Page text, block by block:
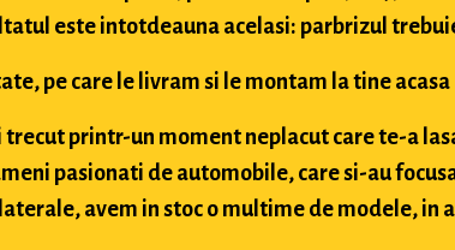
este intotdeauna acelasi: parbrizul
pe care le livram si le montam la tine acasa
printr-un moment neplacut care te-a
pasionati de automobile, care si-au
avem in stoc o multime de modele, in